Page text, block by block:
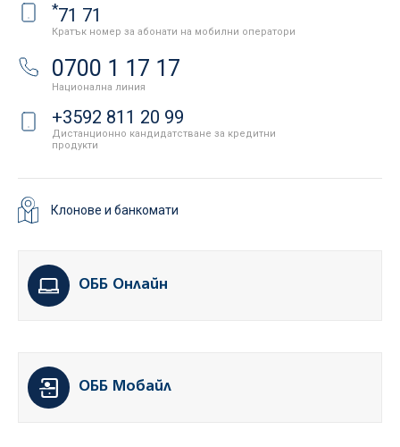
*71 71
Кратък номер за абонати на мобилни оператори
0700 1 17 17
Национална линия
+3592 811 20 99
Дистанционно кандидатстване за кредитни
продукти
Клонове и банкомати
ОББ Онлайн
ОББ Мобайл